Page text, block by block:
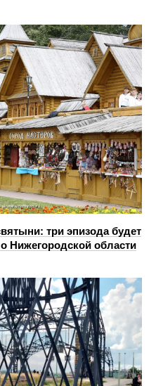
три эпизода будет
Нижегородской области